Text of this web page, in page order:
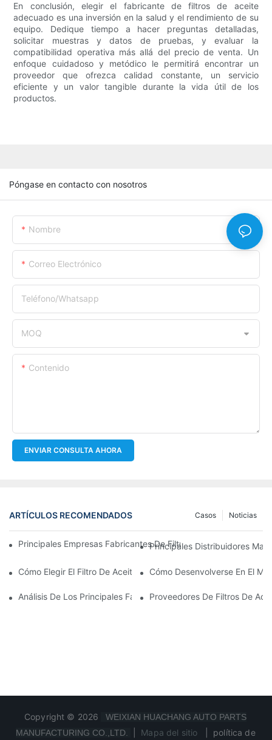
En conclusión, elegir el fabricante de filtros de aceite
adecuado es una inversión en la salud y el rendimiento de su
equipo. Dedique tiempo a hacer preguntas detalladas,
solicitar muestras y datos de pruebas, y evaluar la
compatibilidad operativa más allá del precio de venta. Un
enfoque cuidadoso y metódico le permitirá encontrar un
proveedor que ofrezca calidad constante, un servicio
eficiente y un valor tangible durante la vida útil de los
productos.
Póngase en contacto con nosotros
Nombre
Correo Electrónico
Teléfono/whatsapp
MOQ
Contenido
ENVIAR CONSULTA AHORA
ARTÍCULOS RECOMENDADOS Noticias
Casos
Principales Empresas Fabricantes De Filtros De Aceite: Una
Principales Distribuidores
Cómo Elegir El Filtro De Aceite Adecuado Para Su Modelo De
Cómo Desenvolverse En El
Análisis De Los Principales Fabricantes De Filtros De Aceite Y
Proveedores De Filtros De
Copyright © 2026
WEIXIAN HUACHANG AUTO PARTS
MANUFACTURING CO.,LTD.
Mapa del sitio política de